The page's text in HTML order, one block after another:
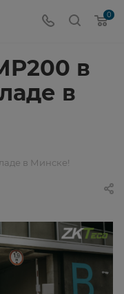
0
в
в
в Минске!